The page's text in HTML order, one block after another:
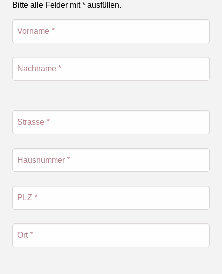
Bitte alle Felder mit * ausfüllen.
Vorname *
Nachname *
Strasse *
Hausnummer *
PLZ *
Ort *